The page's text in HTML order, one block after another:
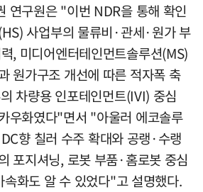
연구원은 "이번 NDR을 통해 확인
사업부의 물류비·관세·원가 부
, 미디어엔터테인먼트솔루션(MS)
원가구조 개선에 따른 적자폭 축
차량용 인포테인먼트(IVI) 중심
우화였다"면서 "아울러 에코솔루
향 칠러 수주 확대와 공랭·수랭
포지셔닝, 로봇 부품·홈로봇 중심
화도 알 수 있었다"고 설명했다.